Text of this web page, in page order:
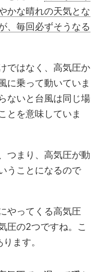
かな晴れの天気とな
、毎回必ずそうなる
ではなく、高気圧か
に乗って動いていま
ないと台風は同じ場
とを意味していま
つまり、高気圧が動
うことになるので
やってくる高気圧
圧の2つですね。こ
ます。